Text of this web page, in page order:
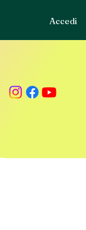
Accedi